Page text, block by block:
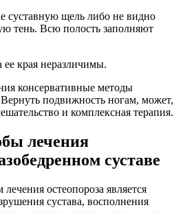
суставную щель либо не видно
тень. Всю полость заполняют
края неразличимы.
консервативные методы
подвижность ногам, может,
и комплексная терапия.
лечения
суставе
остеопороза является
сустава, восполнения